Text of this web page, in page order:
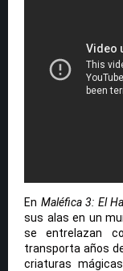
En Maléfica 3: El
sus alas en un
se entrelazan
transporta años
criaturas